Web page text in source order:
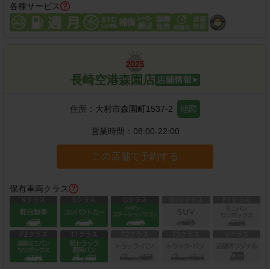
各種サービス
長崎空港森園店
住所： 大村市森園町1537-2 地図
営業時間： 08:00-22:00
この店舗で予約する
保有車両クラス